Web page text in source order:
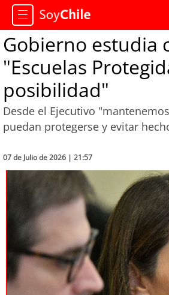
Gobierno estudia
"Escuelas
posibilidad"
Desde el Ejecutivo
puedan protegerse y evitar
07 de Julio de 2026 | 21:57